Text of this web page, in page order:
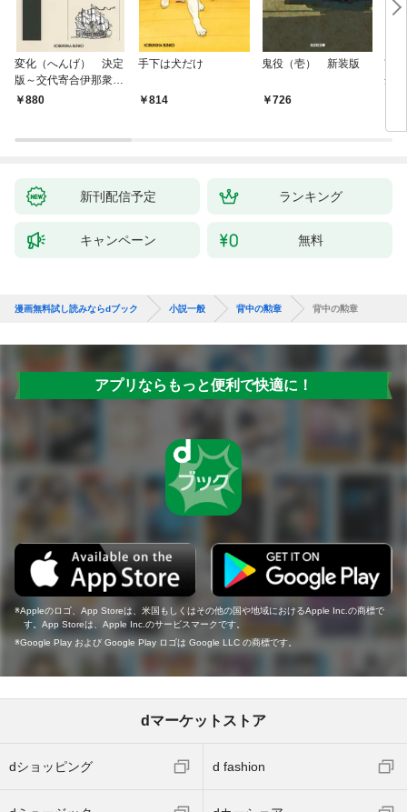
変化（へんげ） 決定
版～交代寄合伊那衆異
聞（1）～
880
手下は犬だけ
814
鬼役（壱） 新装版
726
南
舟
新刊配信予定 ランキング
キャンペーン 無料
漫画無料試し読みならdブック 小説一般 背中の勲章 背中の勲章
アプリならもっと便利で快適に！
Appleのロゴ、App Storeは、米国もしくはその他の国や地域におけるApple Inc.の商標で
す。App Storeは、Apple Inc.のサービスマークです。
Google Play および Google Play ロゴは Google LLC の商標です。
dマーケットストア
dショッピング d fashion